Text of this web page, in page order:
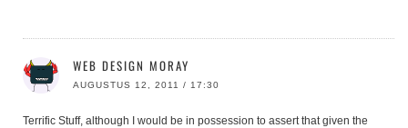
WEB DESIGN MORAY
AUGUSTUS 12, 2011 / 17:30
Terrific Stuff, although I would be in possession to assert that given the